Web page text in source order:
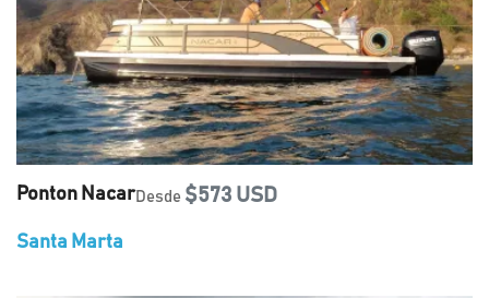
Ponton NacarDesde $573 USD
Santa Marta